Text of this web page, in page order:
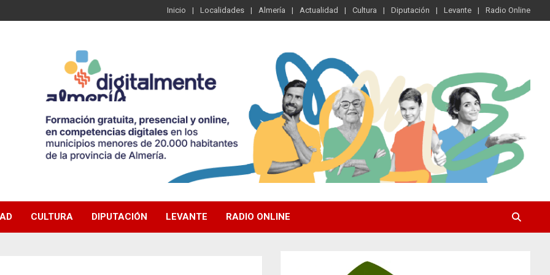
Inicio Localidades Almería Actualidad Cultura Diputación Levante Radio Online
CULTURA DIPUTACIÓN LEVANTE RADIO ONLINE